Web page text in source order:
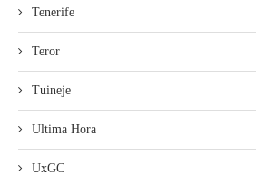
Tenerife
Teror
Tuineje
Ultima Hora
UxGC